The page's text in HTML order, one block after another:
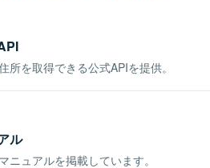
を取得できる公式APIを提供。
ル
ュアルを掲載しています。